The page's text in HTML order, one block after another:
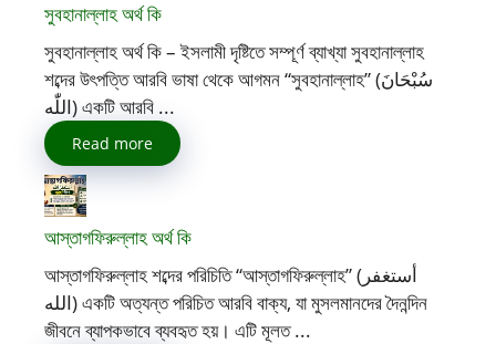
সুবহানাল্লাহ অর্থ কি
সুবহানাল্লাহ অর্থ কি – ইসলামী দৃষ্টিতে সম্পূর্ণ ব্যাখ্যা সুবহানাল্লাহ
শব্দের উৎপত্তি আরবি ভাষা থেকে আগমন “সুবহানাল্লাহ” (سُبْحَانَ
اللّٰه) একটি আরবি ...
Read more
আস্তাগফিরুল্লাহ অর্থ কি
আস্তাগফিরুল্লাহ শব্দের পরিচিতি “আস্তাগফিরুল্লাহ” (أستغفر
الله) একটি অত্যন্ত পরিচিত আরবি বাক্য, যা মুসলমানদের দৈনন্দিন
জীবনে ব্যাপকভাবে ব্যবহৃত হয়। এটি মূলত ...